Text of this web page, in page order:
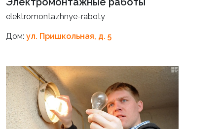
elektromontazhnye-raboty
Дом: ул. Пришкольная, д. 5